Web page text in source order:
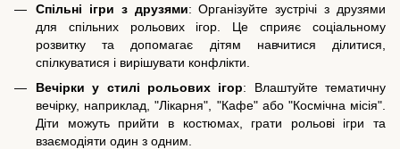
Спільні ігри з друзями: Організуйте зустрічі з друзями
для спільних рольових ігор. Це сприяє соціальному
розвитку та допомагає дітям навчитися ділитися,
спілкуватися і вирішувати конфлікти.
Вечірки у стилі рольових ігор: Влаштуйте тематичну
вечірку, наприклад, "Лікарня", "Кафе" або "Космічна місія".
Діти можуть прийти в костюмах, грати рольові ігри та
взаємодіяти один з одним.